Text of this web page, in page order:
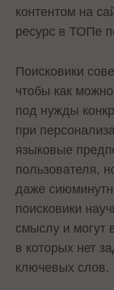
контентом на
ресурс в ТОПе
Поисковики
чтобы как
под нужды
при
языковые
пользователя,
даже
поисковики
смыслу и могут
в которых нет
ключевых слов.